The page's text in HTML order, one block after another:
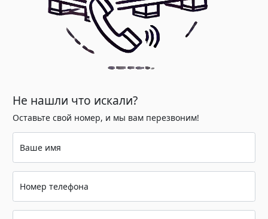
Не нашли что искали?
Оставьте свой номер, и мы вам перезвоним!
Ваше имя
Номер телефона